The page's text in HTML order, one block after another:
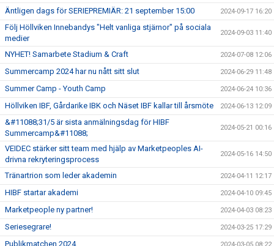
Äntligen dags för SERIEPREMIÄR: 21 september 15:00 2024-09-17 16:20
Följ Höllviken Innebandys "Helt vanliga stjärnor" på sociala
medier
2024-09-03 11:40
NYHET! Samarbete Stadium & Craft 2024-07-08 12:06
Summercamp 2024 har nu nått sitt slut 2024-06-29 11:48
Summer Camp - Youth Camp 2024-06-24 10:36
Höllviken IBF, Gårdarike IBK och Näset IBF kallar till årsmöte 2024-06-13 12:09
&#11088;31/5 är sista anmälningsdag för HIBF
Summercamp&#11088;
2024-05-21 00:16
VEIDEC stärker sitt team med hjälp av Marketpeoples AI-
drivna rekryteringsprocess
2024-05-16 14:50
Tränartrion som leder akademin 2024-04-11 12:17
HIBF startar akademi 2024-04-10 09:45
Marketpeople ny partner! 2024-04-03 08:23
Seriesegrare! 2024-03-25 17:29
Publikmatchen 2024 2024-03-05 08:22